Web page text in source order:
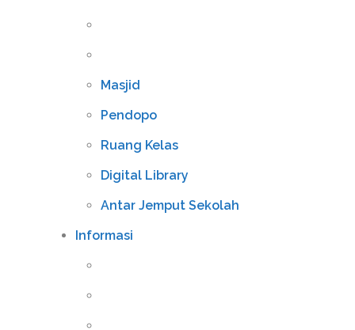
Masjid
Pendopo
Ruang Kelas
Digital Library
Antar Jemput Sekolah
Informasi